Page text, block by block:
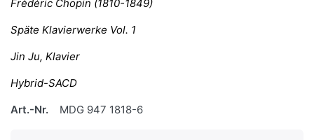
Frédéric Chopin (1810-1849)
Späte Klavierwerke Vol. 1
Jin Ju, Klavier
Hybrid-SACD
Art.-Nr.
MDG 947 1818-6